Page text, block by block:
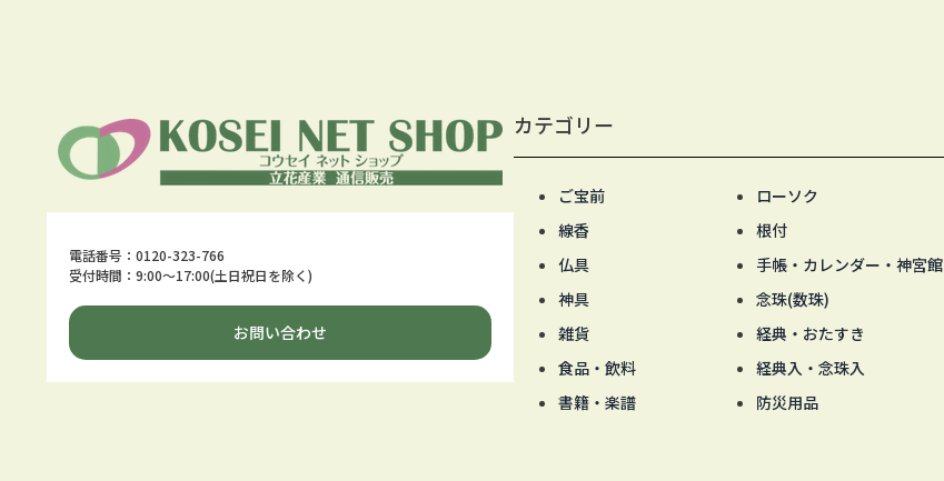
電話番号：0120-323-766
受付時間：9:00～17:00(土日祝日を除く)
お問い合わせ
カテゴリー
ご宝前
ローソク
線香
根付
仏具
手帳・カレンダー・神宮館
神具
念珠(数珠)
雑貨
経典・おたすき
食品・飲料
経典入・念珠入
書籍・楽譜
防災用品